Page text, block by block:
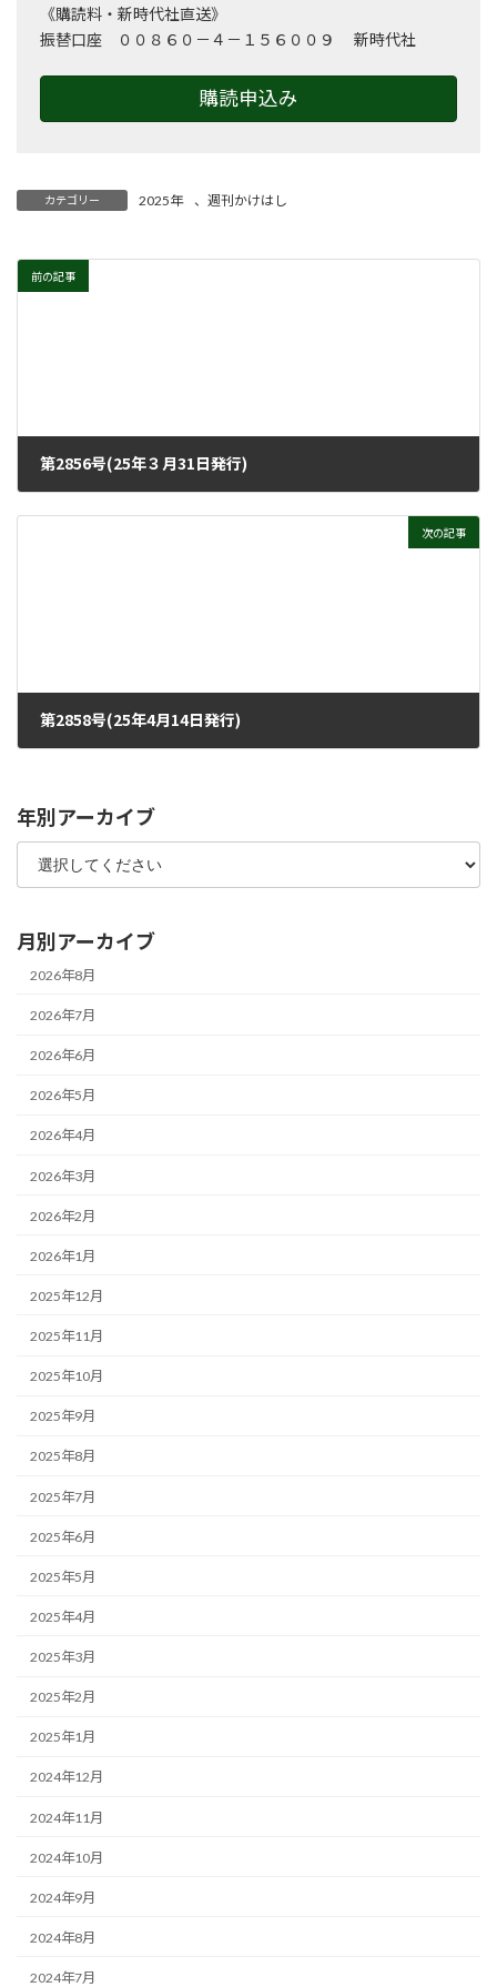
《購読料・新時代社直送》
振替口座 ００８６０－４－１５６００９ 新時代社
購読申込み
カテゴリー 2025年 、 週刊かけはし
前の記事
第2856号(25年３月31日発行)
次の記事
第2858号(25年4月14日発行)
年別アーカイブ
月別アーカイブ
2026年8月
2026年7月
2026年6月
2026年5月
2026年4月
2026年3月
2026年2月
2026年1月
2025年12月
2025年11月
2025年10月
2025年9月
2025年8月
2025年7月
2025年6月
2025年5月
2025年4月
2025年3月
2025年2月
2025年1月
2024年12月
2024年11月
2024年10月
2024年9月
2024年8月
2024年7月